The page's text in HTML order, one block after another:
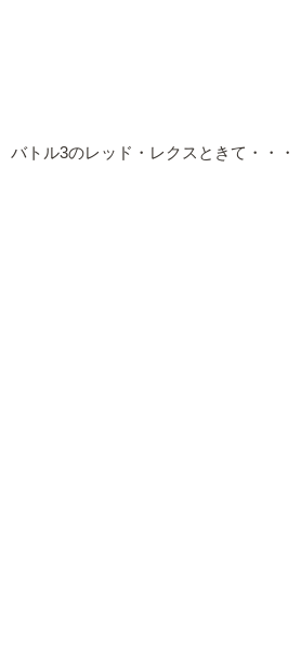
バトル3のレッド・レクスときて・・・